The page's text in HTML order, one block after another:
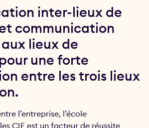
inter-lieux de
communication
lieux de
une forte
entre les trois lieux
l’entreprise, l’école
CIE est un facteur de réussite